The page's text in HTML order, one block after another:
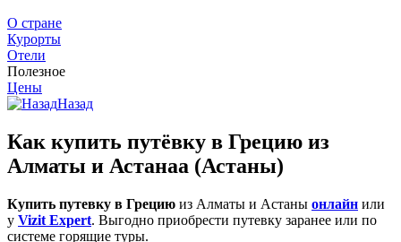
О стране
Курорты
Отели
Полезное
Цены
Назад
Как купить путёвку в Грецию из
Алматы и Астанаа (Астаны)
Купить путевку в Грецию из Алматы и Астаны онлайн или
у Vizit Expert. Выгодно приобрести путевку заранее или по
системе горящие туры.